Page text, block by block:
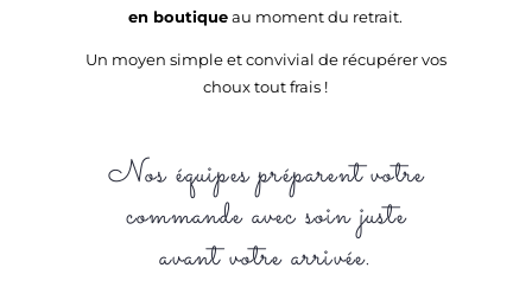
en boutiqueau moment du retrait.
Un moyen simple et convivial de récupérer vos
choux tout frais !
Nos équipes préparent votre
commande avec soin juste
avant votre arrivée.